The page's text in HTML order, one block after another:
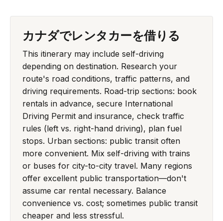
カナダでレンタカーを借りる
This itinerary may include self-driving
depending on destination. Research your
route's road conditions, traffic patterns, and
driving requirements. Road-trip sections: book
rentals in advance, secure International
Driving Permit and insurance, check traffic
rules (left vs. right-hand driving), plan fuel
stops. Urban sections: public transit often
more convenient. Mix self-driving with trains
or buses for city-to-city travel. Many regions
offer excellent public transportation—don't
assume car rental necessary. Balance
convenience vs. cost; sometimes public transit
cheaper and less stressful.